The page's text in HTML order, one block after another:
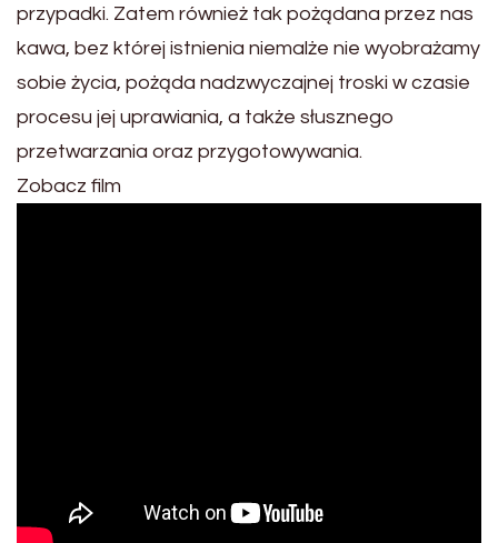
przypadki. Zatem również tak pożądana przez nas
kawa, bez której istnienia niemalże nie wyobrażamy
sobie życia, pożąda nadzwyczajnej troski w czasie
procesu jej uprawiania, a także słusznego
przetwarzania oraz przygotowywania.
Zobacz film